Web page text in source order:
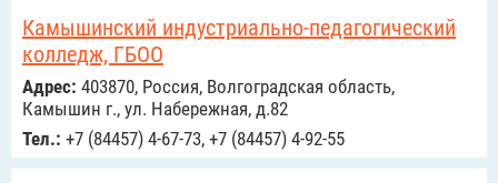
Камышинский индустриально-педагогический
колледж, ГБОО
Адрес: 403870, Россия, Волгоградская область,
Камышин г., ул. Набережная, д.82
Тел.: +7 (84457) 4-67-73, +7 (84457) 4-92-55